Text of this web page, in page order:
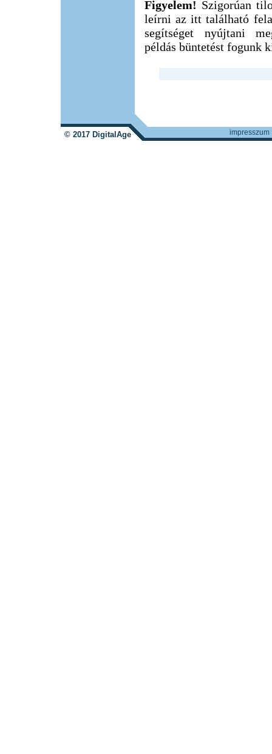
Figyelem! Szigorúan
leírni az itt található
segítséget nyújtani
példás büntetést fogunk
© 2017 DigitalAge impresszum